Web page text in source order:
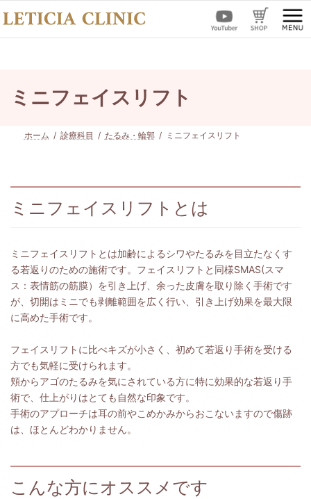
ミニフェイスリフト
ホーム 診療科目 たるみ・輪郭 ミニフェイスリフト
ミニフェイスリフトとは
ミニフェイスリフトとは加齢によるシワやたるみを目立たなくす
る若返りのための施術です。フェイスリフトと同様SMAS(スマ
ス：表情筋の筋膜）を引き上げ、余った皮膚を取り除く手術です
が、切開はミニでも剥離範囲を広く行い、引き上げ効果を最大限
に高めた手術です。
フェイスリフトに比べキズが小さく、初めて若返り手術を受ける
方でも気軽に受けられます。
頬からアゴのたるみを気にされている方に特に効果的な若返り手
術で、仕上がりはとても自然な印象です。
手術のアプローチは耳の前やこめかみからおこないますので傷跡
は、ほとんどわかりません。
こんな方にオススメです